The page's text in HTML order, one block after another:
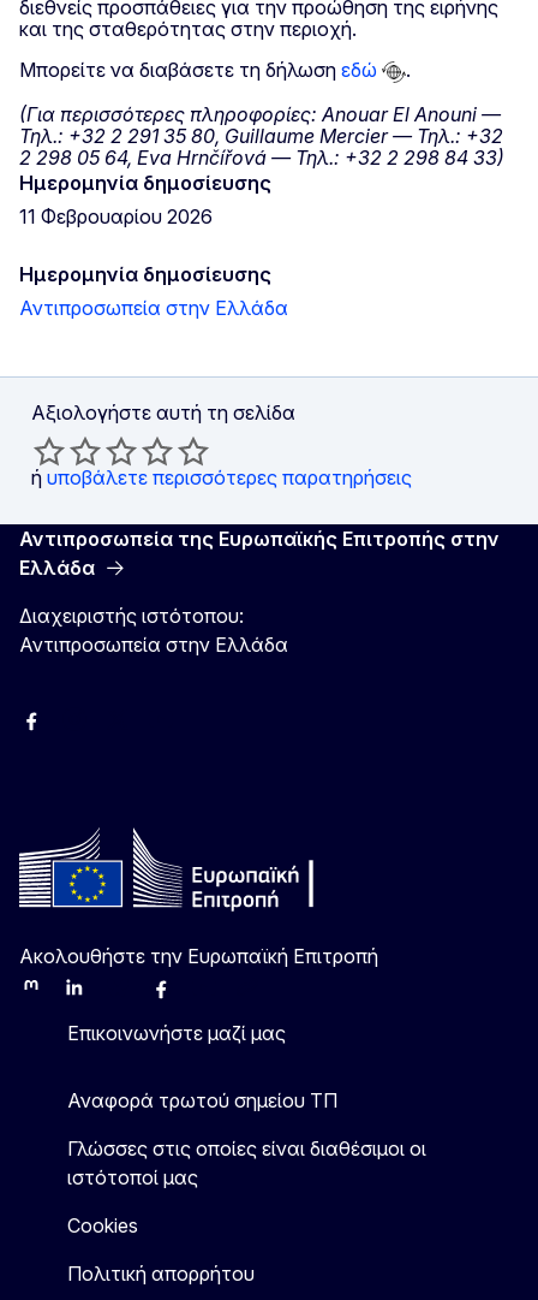
διεθνείς προσπάθειες για την προώθηση της ειρήνης
και της σταθερότητας στην περιοχή.
Μπορείτε να διαβάσετε τη δήλωση εδώ
.
(Για περισσότερες πληροφορίες: Anouar El Anouni —
Τηλ.: +32 2 291 35 80, Guillaume Mercier — Τηλ.: +32
2 298 05 64, Eva Hrnčířová — Τηλ.: +32 2 298 84 33)
Ημερομηνία δημοσίευσης
11 Φεβρουαρίου 2026
Ημερομηνία δημοσίευσης
Αντιπροσωπεία στην Ελλάδα
Αξιολογήστε αυτή τη σελίδα
ή υποβάλετε περισσότερες παρατηρήσεις
Αντιπροσωπεία της Ευρωπαϊκής Επιτροπής στην
Ελλάδα
Διαχειριστής ιστότοπου:
Αντιπροσωπεία στην Ελλάδα
Facebook
Ακολουθήστε την Ευρωπαϊκή Επιτροπή
MastodonLinkedInBlueskyFacebook
Επικοινωνήστε μαζί μας
Αναφορά τρωτού σημείου ΤΠ
Γλώσσες στις οποίες είναι διαθέσιμοι οι
ιστότοποί μας
Cookies
Πολιτική απορρήτου